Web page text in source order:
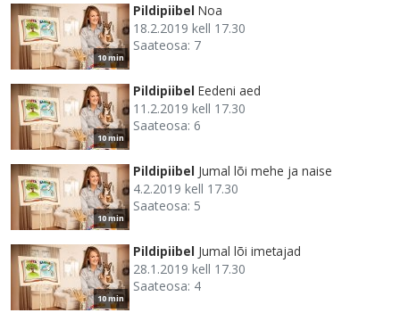
10 min
Pildipiibel Noa
18.2.2019 kell 17.30
Saateosa: 7
10 min
Pildipiibel Eedeni aed
11.2.2019 kell 17.30
Saateosa: 6
10 min
Pildipiibel Jumal lõi mehe ja naise
4.2.2019 kell 17.30
Saateosa: 5
10 min
Pildipiibel Jumal lõi imetajad
28.1.2019 kell 17.30
Saateosa: 4